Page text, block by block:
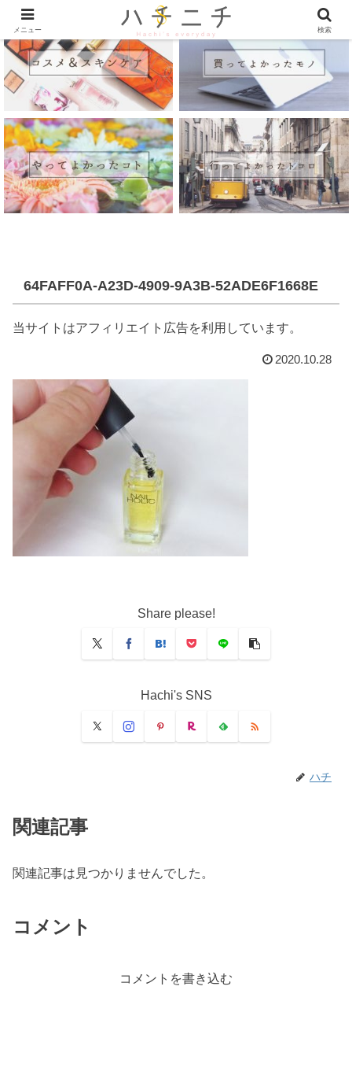
64FAFF0A-A23D-4909-9A3B-52ADE6F1668E
当サイトはアフィリエイト広告を利用しています。
2020.10.28
Share please!
Hachi's SNS
ハチ
関連記事
関連記事は見つかりませんでした。
コメント
コメントを書き込む
メニュー 検索